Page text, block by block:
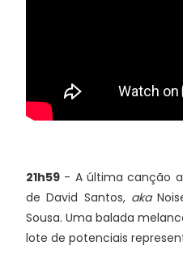
21h59 - A última canção
de David Santos, aka
Sousa. Uma balada
lote de potenciais